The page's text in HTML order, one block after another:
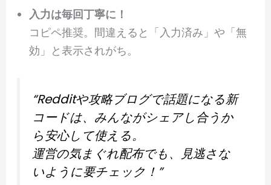
入力は毎回丁寧に！
コピペ推奨。間違えると「入力済み」や「無
効」と表示されがち。
“Redditや攻略ブログで話題になる新
コードは、みんながシェアし合うか
ら安心して使える。
運営の気まぐれ配布でも、見逃さな
いように要チェック！”